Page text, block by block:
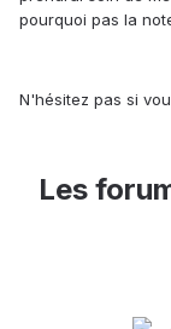
pourquoi pas la
N'hésitez pas si
Les